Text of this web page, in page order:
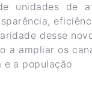
unidades de
desse
a ampliar os
e a população